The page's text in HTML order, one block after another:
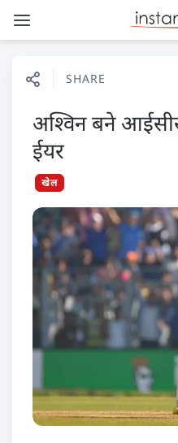
SHARE
अश्विन बने
ईयर
खेल